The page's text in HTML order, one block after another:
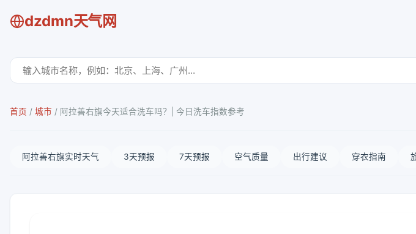
dzdmn天气网
首页 / 城市 / 阿拉善右旗今天适合洗车吗？| 今日洗车指数参考
阿拉善右旗实时天气 3天预报 7天预报 空气质量 出行建议 穿衣指南